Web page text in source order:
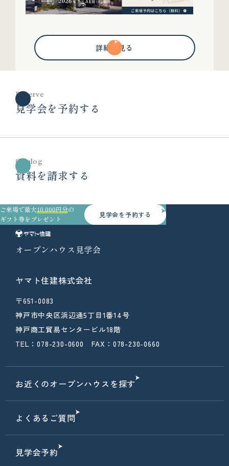
詳細を見る
Reserve
見学会を予約する
Catalog
資料を請求する
ご来場で最大10,000円分の
ギフト券をプレゼント
見学会を予約する
オープンハウス見学会
ヤマト住建株式会社
〒651-0083
神戸市中央区浜辺通5丁目1番14号
神戸商工貿易センタービル18階
TEL：078-230-0600 FAX：078-230-0660
お近くのオープンハウスを探す
よくあるご質問
見学会予約